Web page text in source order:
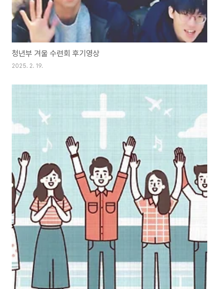
청년부 겨울 수련회 후기영상
2025. 2. 19.